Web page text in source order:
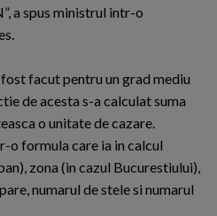
a spus ministrul intr-o
facut pentru un grad mediu
de acesta s-a calculat suma
o unitate de cazare.
formula care ia in calcul
zona (in cazul Bucurestiului),
numarul de stele si numarul